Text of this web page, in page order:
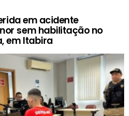
em acidente
sem habilitação no
em Itabira